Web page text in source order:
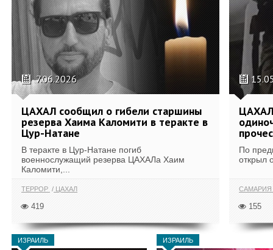
7.06.2026
ЦАХАЛ сообщил о гибели старшины
резерва Хаима Каломити в теракте в
Цур-Натане
В теракте в Цур-Натане погиб
военнослужащий резерва ЦАХАЛа Хаим
Каломити,...
ТЕРРОР ЦАХАЛ
419
По
открыл
САМАРИЯ
155
ИЗРАИЛЬ ИЗРАИЛЬ